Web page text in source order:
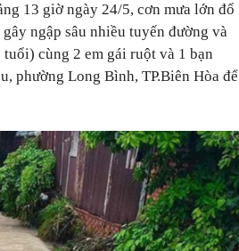
13 giờ ngày 24/5, cơn mưa lớn đổ
ngập sâu nhiều tuyến đường và
cùng 2 em gái ruột và 1 bạn
phường Long Bình, TP.Biên Hòa để